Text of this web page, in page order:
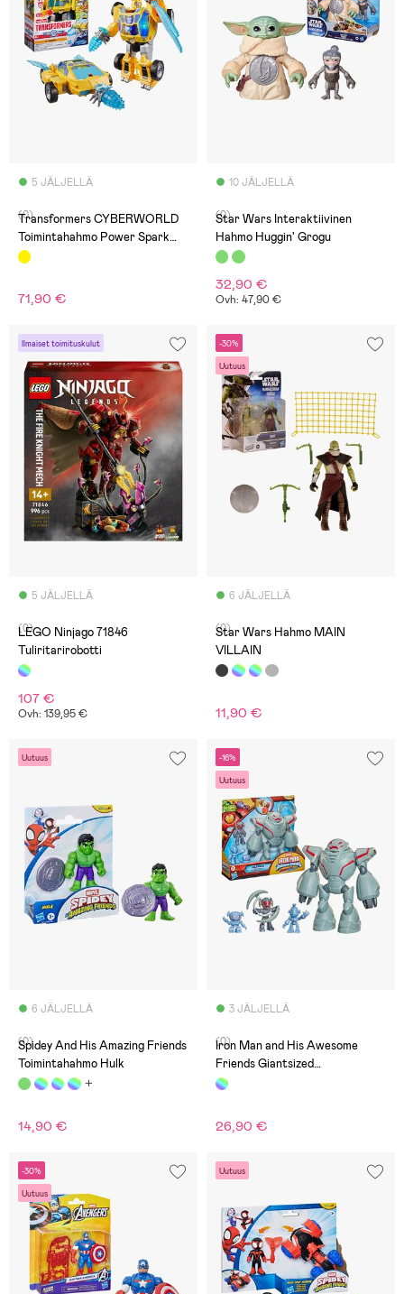
5 JÄLJELLÄ
(0)
Transformers CYBERWORLD
Toimintahahmo Power Spark
Bumblebee 28 cm
71,90 €
10 JÄLJELLÄ
(0)
Star Wars Interaktiivinen
Hahmo Huggin' Grogu
32,90 €
Ovh: 47,90 €
Ilmaiset toimituskulut
5 JÄLJELLÄ
(0)
LEGO Ninjago 71846
Tuliritarirobotti
107 €
Ovh: 139,95 €
-30%
Uutuus
6 JÄLJELLÄ
(0)
Star Wars Hahmo MAIN
VILLAIN
11,90 €
Uutuus
6 JÄLJELLÄ
(0)
Spidey And His Amazing Friends
Toimintahahmo Hulk
14,90 €
-16%
Uutuus
3 JÄLJELLÄ
(0)
Iron Man and His Awesome
Friends Giantsized
Toimintahahmo Ultron
26,90 €
-30%
Uutuus
Uutuus